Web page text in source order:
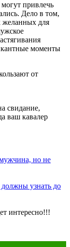
привлечь
Дело в том,
желанных для
моменты
свидание,
ваш кавалер
но не
узнать до
интересно!!!